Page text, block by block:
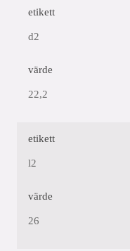
etikett
d2
värde
22,2
etikett
l2
värde
26